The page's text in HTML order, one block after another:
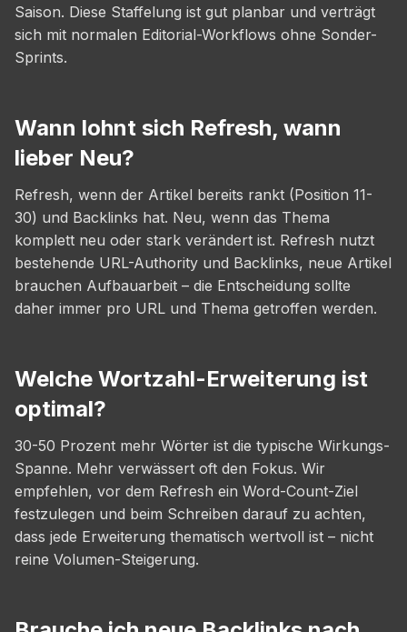
Saison. Diese Staffelung ist gut planbar und verträgt
sich mit normalen Editorial-Workflows ohne Sonder-
Sprints.
Wann lohnt sich Refresh, wann
lieber Neu?
Refresh, wenn der Artikel bereits rankt (Position 11-
30) und Backlinks hat. Neu, wenn das Thema
komplett neu oder stark verändert ist. Refresh nutzt
bestehende URL-Authority und Backlinks, neue Artikel
brauchen Aufbauarbeit – die Entscheidung sollte
daher immer pro URL und Thema getroffen werden.
Welche Wortzahl-Erweiterung ist
optimal?
30-50 Prozent mehr Wörter ist die typische Wirkungs-
Spanne. Mehr verwässert oft den Fokus. Wir
empfehlen, vor dem Refresh ein Word-Count-Ziel
festzulegen und beim Schreiben darauf zu achten,
dass jede Erweiterung thematisch wertvoll ist – nicht
reine Volumen-Steigerung.